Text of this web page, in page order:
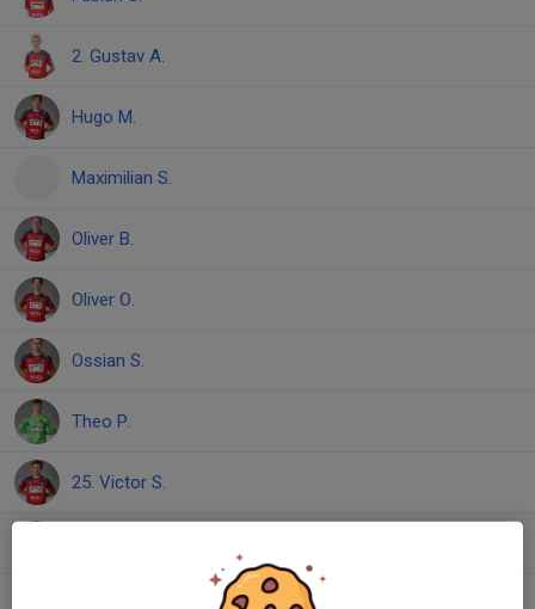
2. Gustav A.
Hugo M.
Maximilian S.
Oliver B.
Oliver O.
Ossian S.
Theo P.
25. Victor S.